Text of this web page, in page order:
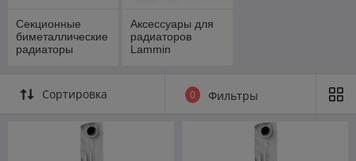
Секционные
биметаллические
радиаторы
Аксессуары для
радиаторов
Lammin
Сортировка 0 Фильтры